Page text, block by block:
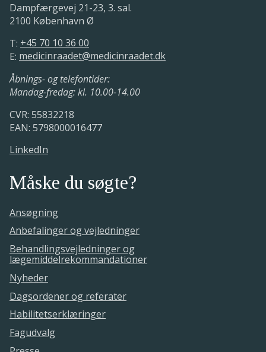
Dampfærgevej 21-23, 3. sal.
2100 København Ø
T: +45 70 10 36 00
E: medicinraadet@medicinraadet.dk
Åbnings- og telefontider:
Mandag-fredag: kl. 10.00-14.00
CVR: 55832218
EAN: 5798000016477
LinkedIn
Måske du søgte?
Ansøgning
Anbefalinger og vejledninger
Behandlingsvejledninger og
lægemiddelrekommandationer
Nyheder
Dagsordener og referater
Habilitetserklæringer
Fagudvalg